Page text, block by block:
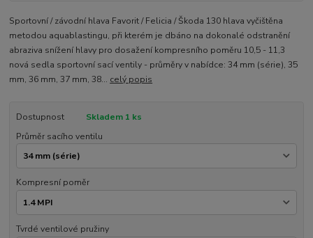
Sportovní / závodní hlava Favorit / Felicia / Škoda 130 hlava vyčištěna
metodou aquablastingu, při kterém je dbáno na dokonalé odstranění
abraziva snížení hlavy pro dosažení kompresního poměru 10,5 - 11,3
nová sedla sportovní sací ventily - průměry v nabídce: 34 mm (série), 35
mm, 36 mm, 37 mm, 38... celý popis
Dostupnost
Skladem 1 ks
Průměr sacího ventilu
Kompresní poměr
Tvrdé ventilové pružiny